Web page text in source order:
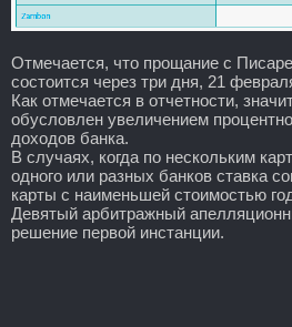
Отмечается, что прощание с
состоится через три дня, 21
Как отмечается в отчетности,
обусловлен увеличением
доходов банка.
В случаях, когда по нескольким
одного или разных банков ставка
карты с наименьшей стоимостью
Девятый арбитражный
решение первой инстанции.